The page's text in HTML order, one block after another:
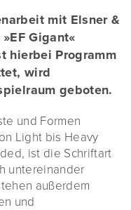
mit Elsner &
Gigant«
hierbei Programm
wird
geboten.
und Formen
Light bis Heavy
ist die Schriftart
untereinander
außerdem
und